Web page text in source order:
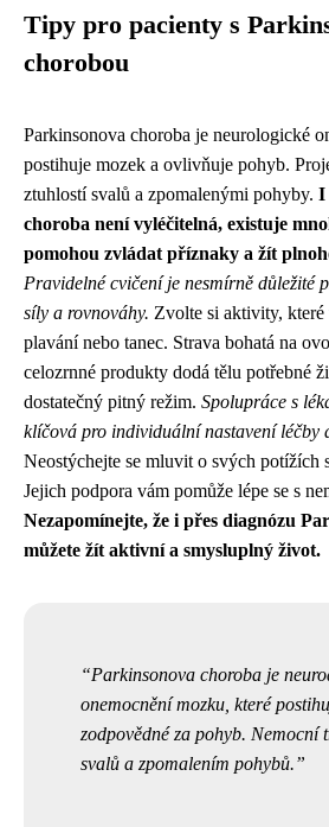
Tipy pro pacienty s
chorobou
Parkinsonova choroba je neurologické
postihuje mozek a ovlivňuje pohyb.
ztuhlostí svalů a zpomalenými pohyby. I
choroba není vyléčitelná, existuje
pomohou zvládat příznaky a žít
Pravidelné cvičení je nesmírně důležité
síly a rovnováhy. Zvolte si aktivity, které
plavání nebo tanec. Strava bohatá na
celozrnné produkty dodá tělu potřebné
dostatečný pitný režim. Spolupráce s
klíčová pro individuální nastavení léčby
Neostýchejte se mluvit o svých potížích
Jejich podpora vám pomůže lépe se s
Nezapomínejte, že i přes diagnózu
můžete žít aktivní a smysluplný život.
Parkinsonova choroba je
onemocnění mozku, které
zodpovědné za pohyb. Nemocní
svalů a zpomalením pohybů.